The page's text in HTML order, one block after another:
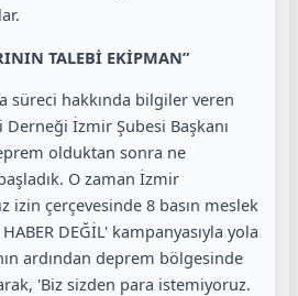
TALEBİ EKİPMAN”
süreci hakkında bilgiler veren
İzmir Şubesi Başkanı
olduktan sonra ne
O zaman İzmir
izin çerçevesinde 8 basın meslek
DEĞİL' kampanyasıyla yola
ardından deprem bölgesinde
'Biz sizden para istemiyoruz.